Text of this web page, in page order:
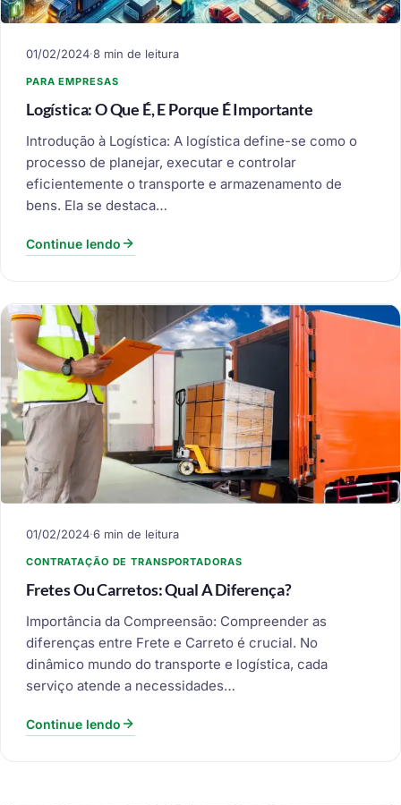
01/02/2024·8 min de leitura
PARA EMPRESAS
Logística: O Que É, E Porque É Importante
Introdução à Logística: A logística define-se como o
processo de planejar, executar e controlar
eficientemente o transporte e armazenamento de
bens. Ela se destaca…
Continue lendo
01/02/2024·6 min de leitura
CONTRATAÇÃO DE TRANSPORTADORAS
Fretes Ou Carretos: Qual A Diferença?
Importância da Compreensão: Compreender as
diferenças entre Frete e Carreto é crucial. No
dinâmico mundo do transporte e logística, cada
serviço atende a necessidades…
Continue lendo